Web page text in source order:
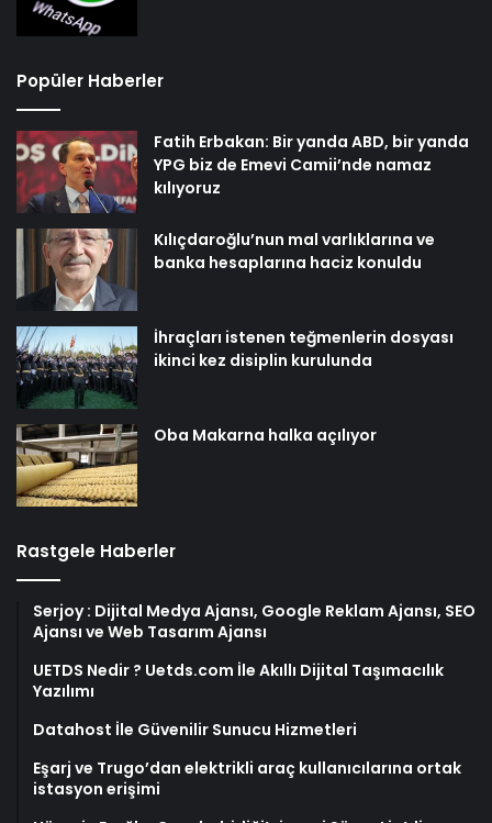
Popüler Haberler
Fatih Erbakan: Bir yanda ABD, bir yanda
YPG biz de Emevi Camii’nde namaz
kılıyoruz
Kılıçdaroğlu’nun mal varlıklarına ve
banka hesaplarına haciz konuldu
İhraçları istenen teğmenlerin dosyası
ikinci kez disiplin kurulunda
Oba Makarna halka açılıyor
Rastgele Haberler
Serjoy : Dijital Medya Ajansı, Google Reklam Ajansı, SEO
Ajansı ve Web Tasarım Ajansı
UETDS Nedir ? Uetds.com İle Akıllı Dijital Taşımacılık
Yazılımı
Datahost İle Güvenilir Sunucu Hizmetleri
Eşarj ve Trugo’dan elektrikli araç kullanıcılarına ortak
istasyon erişimi